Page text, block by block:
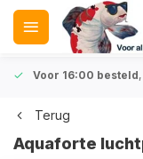
Voor 16:00 besteld,
Terug
Aquaforte